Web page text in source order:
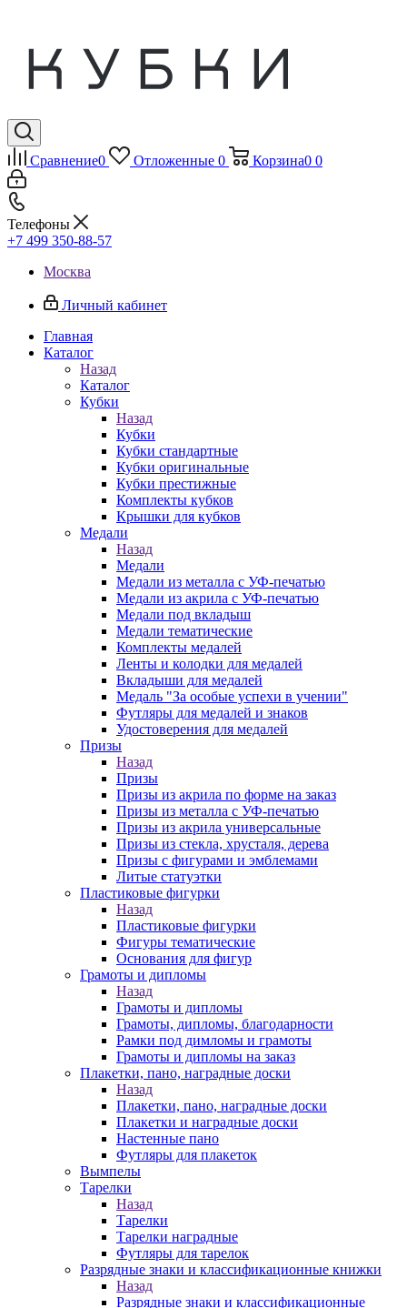
Сравнение0 Отложенные 0 Корзина0 0
Телефоны
+7 499 350-88-57
Москва
Личный кабинет
Главная
Каталог
Назад
Каталог
Кубки
Назад
Кубки
Кубки стандартные
Кубки оригинальные
Кубки престижные
Комплекты кубков
Крышки для кубков
Медали
Назад
Медали
Медали из металла с УФ-печатью
Медали из акрила с УФ-печатью
Медали под вкладыш
Медали тематические
Комплекты медалей
Ленты и колодки для медалей
Вкладыши для медалей
Медаль "За особые успехи в учении"
Футляры для медалей и знаков
Удостоверения для медалей
Призы
Назад
Призы
Призы из акрила по форме на заказ
Призы из металла с УФ-печатью
Призы из акрила универсальные
Призы из стекла, хрусталя, дерева
Призы с фигурами и эмблемами
Литые статуэтки
Пластиковые фигурки
Назад
Пластиковые фигурки
Фигуры тематические
Основания для фигур
Грамоты и дипломы
Назад
Грамоты и дипломы
Грамоты, дипломы, благодарности
Рамки под димломы и грамоты
Грамоты и дипломы на заказ
Плакетки, пано, наградные доски
Назад
Плакетки, пано, наградные доски
Плакетки и наградные доски
Настенные пано
Футляры для плакеток
Вымпелы
Тарелки
Назад
Тарелки
Тарелки наградные
Футляры для тарелок
Разрядные знаки и классификационные книжки
Назад
Разрядные знаки и классификационные